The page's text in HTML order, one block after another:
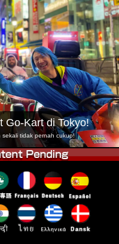
Soalan Lazim
Tempahan
Tokyo Akihabara#1
Tokyo Shibuya
Tokyo Bay
Osaka
Go-Kart di Tokyo!
tidak pernah cukup!